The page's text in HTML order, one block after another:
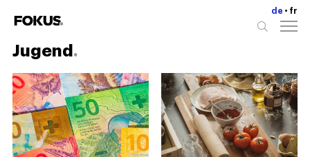
de fr
Jugend